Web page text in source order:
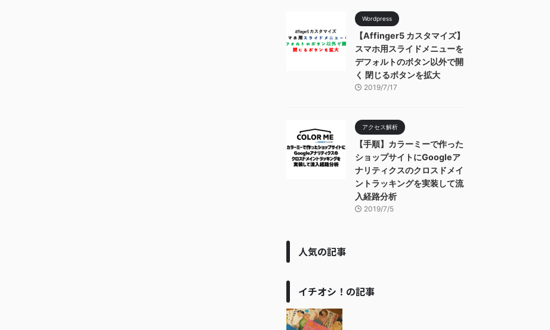
Wordpress
【Affinger5 カスタマイズ】
スマホ用スライドメニューを
デフォルトのボタン以外で開
く 閉じるボタンを拡大
2019/7/17
アクセス解析
【手順】カラーミーで作った
ショップサイトにGoogleア
ナリティクスのクロスドメイ
ントラッキングを実装して流
入経路分析
2019/7/5
人気の記事
イチオシ！の記事